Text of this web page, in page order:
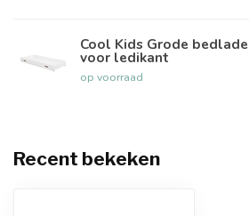
Cool Kids Grode bedlade
voor ledikant
op voorraad
Recent bekeken